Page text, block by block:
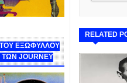
ΤΟΥ ΕΞΩΦΥΛΛΟΥ
ΤΩΝ JOURNEY
RELATED